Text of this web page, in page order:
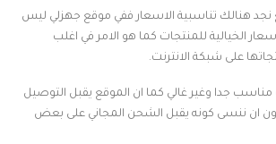
نجد هنالك تناسبية الاسعار ففي موقع جهزلي ليس
الخيالية للمنتجات كما هو الامر في اغلب
على شبكة الانترنت.
جدا وغير غالي كما ان الموقع يقبل التوصيل
ان ننسى كونه يقبل الشحن المجاني على بعض